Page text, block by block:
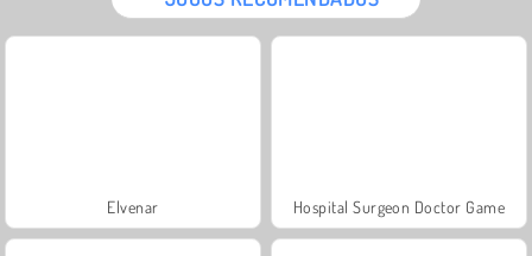
Elvenar Hospital Surgeon Doctor Game